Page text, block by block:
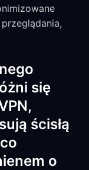
się
ścisłą
o